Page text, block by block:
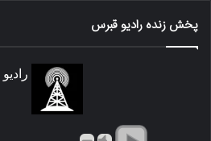
پخش زنده رادیو قبرس